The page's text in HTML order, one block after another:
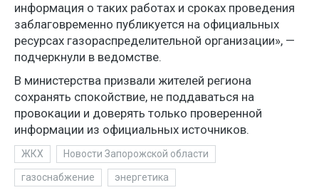
информация о таких работах и сроках проведения
заблаговременно публикуется на официальных
ресурсах газораспределительной организации», —
подчеркнули в ведомстве.
В министерства призвали жителей региона
сохранять спокойствие, не поддаваться на
провокации и доверять только проверенной
информации из официальных источников.
ЖКХ Новости Запорожской области
газоснабжение энергетика